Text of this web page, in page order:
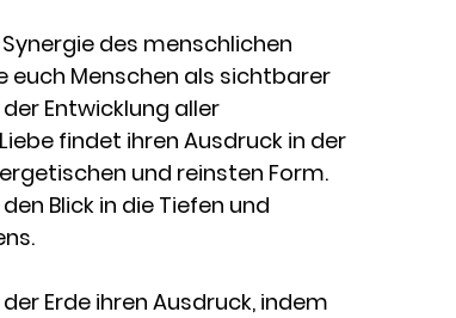
des menschlichen
euch Menschen als sichtbarer
Entwicklung aller
findet ihren Ausdruck in der
und reinsten Form.
Blick in die Tiefen und
Erde ihren Ausdruck, indem